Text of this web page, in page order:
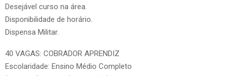
Desejável curso na área.
Disponibilidade de horário.
Dispensa Militar.
40 VAGAS: COBRADOR APRENDIZ
Escolaridade: Ensino Médio Completo